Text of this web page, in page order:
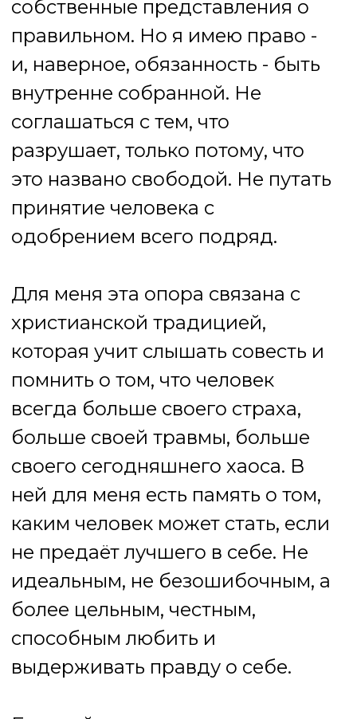
никогда этим не исчерпывается.
В нём всегда есть что-то
большее, чем то, с чем он
пришёл сегодня.
сиять фарфоровой улыбкой и
повторять, что всё хорошо. Это
значит сидеть в сумерках чужой
души и тихо подсвечивать углы,
которые человек в спешке или
страхе перестал замечать.
желание? Что будет с вами, если
оно исполнится? К чему оно
ведёт?»
Я не истина в последней
инстанции. Но у моего
фонарика есть направление.
Оно про то, чтобы увидеть в
человеке не только то, что болит,
но и то, что хочет вырасти.
Наверное, поэтому я и выбрала
это имя.